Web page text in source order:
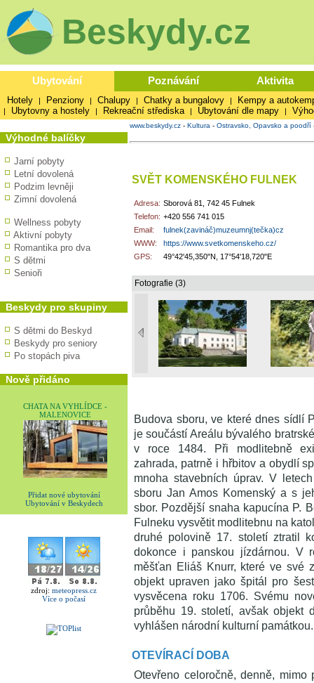
Beskydy.cz
Ubytování Poznávání Aktivita
Hotely | Penziony | Chalupy | Chatky a bungalovy | Kempy a
| Ubytovny a hostely | Rekreační střediska | Ubytování dle mapy |
Výhodné balíčky
Jarní pobyty
Letní dovolená
Podzim levněji
Zimní dovolená
Wellness pobyty
Aktivní pobyty
Romantika pro dva
S dětmi
Senioři
Beskydy pro skupiny
S dětmi do Beskyd
Beskydy pro seniory
Po stopách piva
Nově přidáno
CHATA NA VYHLÍDCE -
MALENOVICE
Přidat nové ubytování
Ubytování v Beskydech
zdroj: meteopress.cz
Více o počasí
www.beskydy.cz - Kultura - Ostravsko, Opavsko a poodří
SVĚT KOMENSKÉHO FULNEK
Adresa: Sborová 81, 742 45 Fulnek
Telefon: +420 556 741 015
Email:
fulnek(zavináč)muzeumnj(tečka)cz
WWW:
https://www.svetkomenskeho.cz/
GPS:
49°42'45,350"N, 17°54'18,720"E
Fotografie (3)
Budova sboru, ve které dnes sídlí
je součástí Areálu bývalého
v roce 1484. Při modlitebně
zahrada, patrně i hřbitov a obydlí
mnoha stavebních úprav. V
sboru Jan Amos Komenský a s
sbor. Pozdější snaha kapucína P.
Fulneku vysvětit modlitebnu na
druhé polovině 17. století ztratil
dokonce i panskou jízdárnou. V
měšťan Eliáš Knurr, které ve své
objekt upraven jako špitál pro
vysvěcena roku 1706. Svému
průběhu 19. století, avšak objekt
vyhlášen národní kulturní památkou.
OTEVÍRACÍ DOBA
Otevřeno celoročně, denně,